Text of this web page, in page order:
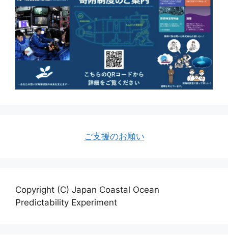
ご支援のお願い
Copyright (C) Japan Coastal Ocean
Predictability Experiment